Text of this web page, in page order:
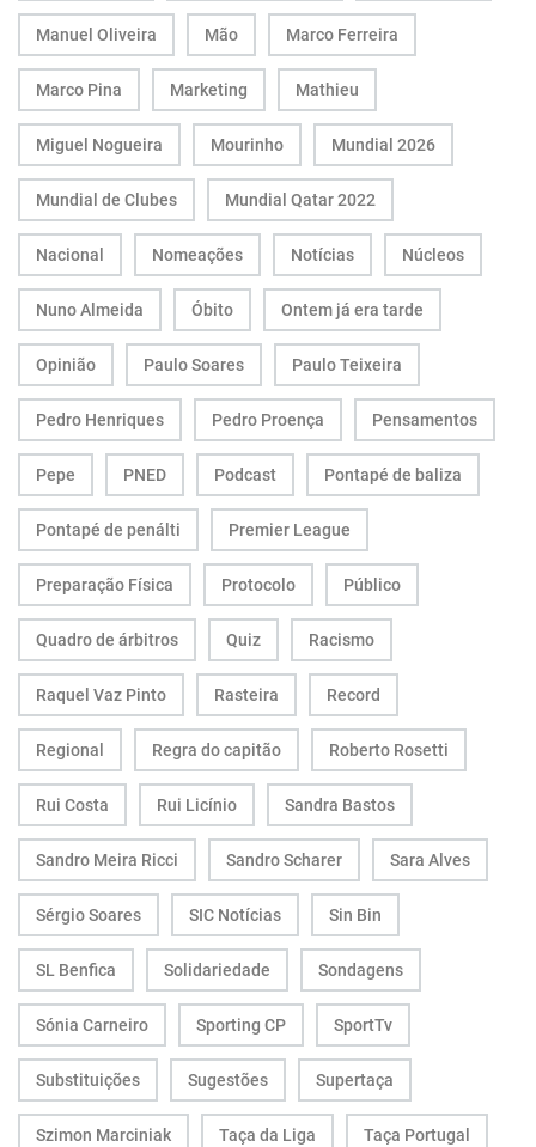
Manuel Oliveira Mão Marco Ferreira
Marco Pina Marketing Mathieu
Miguel Nogueira Mourinho Mundial 2026
Mundial de Clubes Mundial Qatar 2022
Nacional Nomeações Notícias Núcleos
Nuno Almeida Óbito Ontem já era tarde
Opinião Paulo Soares Paulo Teixeira
Pedro Henriques Pedro Proença Pensamentos
Pepe PNED Podcast Pontapé de baliza
Pontapé de penálti Premier League
Preparação Física Protocolo Público
Quadro de árbitros Quiz Racismo
Raquel Vaz Pinto Rasteira Record
Regional Regra do capitão Roberto Rosetti
Rui Costa Rui Licínio Sandra Bastos
Sandro Meira Ricci Sandro Scharer Sara Alves
Sérgio Soares SIC Notícias Sin Bin
SL Benfica Solidariedade Sondagens
Sónia Carneiro Sporting CP SportTv
Substituições Sugestões Supertaça
Szimon Marciniak Taça da Liga Taça Portugal